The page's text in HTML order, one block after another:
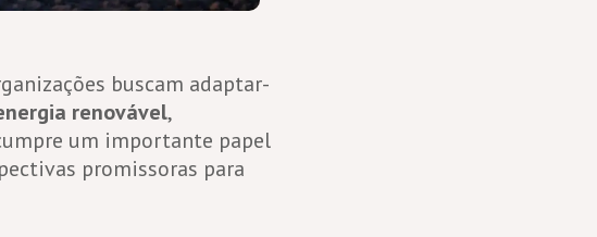
buscam adaptar-
renovável,
um importante papel
promissoras para